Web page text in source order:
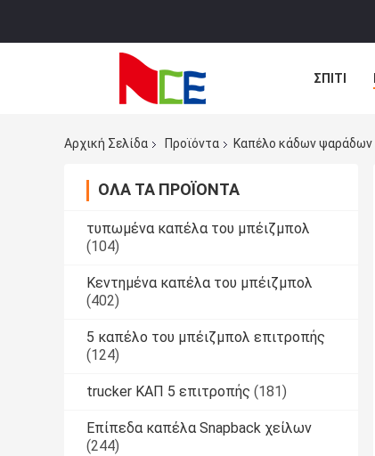
ΣΠΊΤΙ
Αρχική Σελίδα
Προϊόντα Καπέλο κάδων ψαράδων
ΌΛΑ ΤΑ ΠΡΟΪΌΝΤΑ
τυπωμένα καπέλα του μπέιζμπολ
(104)
Κεντημένα καπέλα του μπέιζμπολ
(402)
5 καπέλο του μπέιζμπολ επιτροπής
(124)
trucker ΚΑΠ 5 επιτροπής (181)
Επίπεδα καπέλα Snapback χείλων
(244)